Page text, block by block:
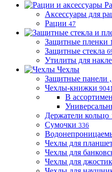
Аксессуары для
Рации 47
Защитные пленки
Защитные стекла
Утилиты для
Чехлы
Защитные панели
Чехлы-книжки
В
Держатели кольцо
Сумочки 336
Чехлы для
Чехлы для
Чехлы для